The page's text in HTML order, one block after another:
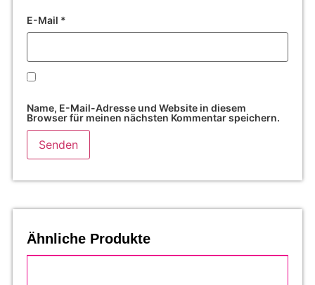
E-Mail *
Name, E-Mail-Adresse und Website in diesem
Browser für meinen nächsten Kommentar speichern.
Ähnliche Produkte